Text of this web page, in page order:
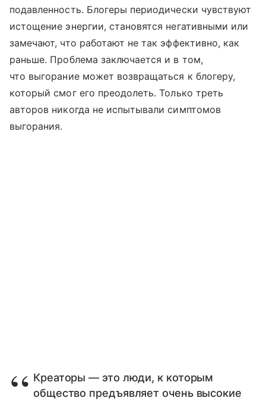
подавленность. Блогеры периодически чувствуют
истощение энергии, становятся негативными или
замечают, что работают не так эффективно, как
раньше. Проблема заключается и в том,
что выгорание может возвращаться к блогеру,
который смог его преодолеть. Только треть
авторов никогда не испытывали симптомов
выгорания.
Креаторы — это люди, к которым
общество предъявляет очень высокие